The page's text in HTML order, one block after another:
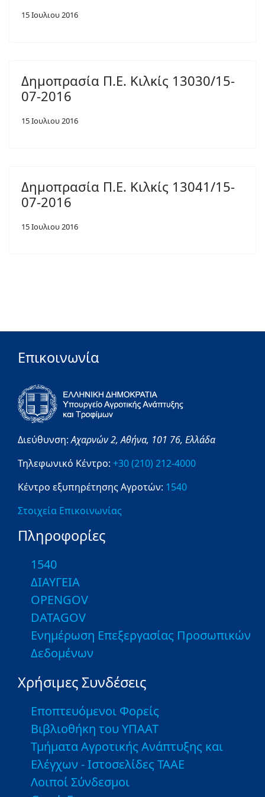
15 Ιουλιου 2016
Δημοπρασία Π.Ε. Κιλκίς 13030/15-
07-2016
15 Ιουλιου 2016
Δημοπρασία Π.Ε. Κιλκίς 13041/15-
07-2016
15 Ιουλιου 2016
Επικοινωνία
Διεύθυνση:Αχαρνών 2,Αθήνα, 101 76, Ελλάδα
Τηλεφωνικό Κέντρο: +30 (210) 212-4000
Κέντρο εξυπηρέτησης Αγροτών: 1540
Στοιχεία Επικοινωνίας
Πληροφορίες
1540
ΔΙΑΥΓΕΙΑ
OPENGOV
DATAGOV
Ενημέρωση Επεξεργασίας Προσωπικών
Δεδομένων
Χρήσιμες Συνδέσεις
Εποπτευόμενοι Φορείς
Βιβλιοθήκη του ΥΠΑΑΤ
Τμήματα Αγροτικής Ανάπτυξης και
Ελέγχων - Ιστοσελίδες ΤΑΑΕ
Λοιποί Σύνδεσμοι